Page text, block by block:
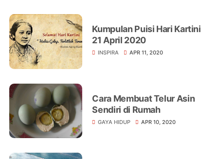
Kumpulan Puisi Hari Kartini
21 April 2020
INSPIRA APR 11, 2020
Cara Membuat Telur Asin
Sendiri di Rumah
GAYA HIDUP APR 10, 2020